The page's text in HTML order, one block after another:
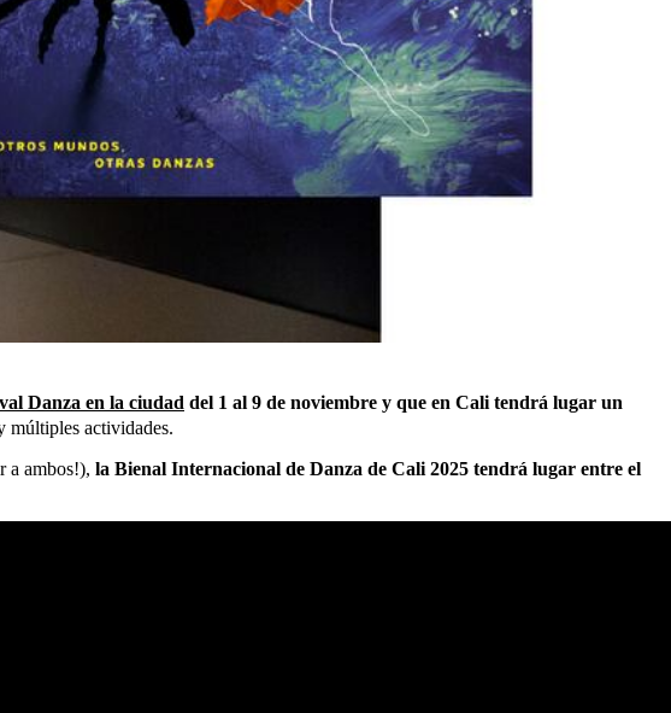
Danza en la ciudad del 1 al 9 de noviembre y que en Cali tendrá lugar un
múltiples actividades.
a ambos!), la Bienal Internacional de Danza de Cali 2025 tendrá lugar entre el